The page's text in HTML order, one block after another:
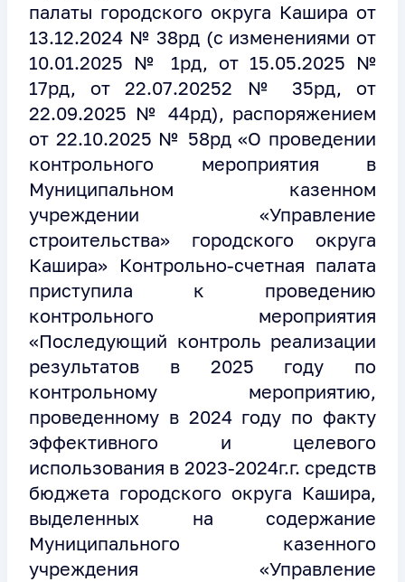
палаты городского округа Кашира от
13.12.2024 № 38рд (с изменениями от
10.01.2025 № 1рд, от 15.05.2025 №
17рд, от 22.07.20252 № 35рд, от
22.09.2025 № 44рд), распоряжением
от 22.10.2025 № 58рд «О проведении
контрольного мероприятия в
Муниципальном казенном
учреждении «Управление
строительства» городского округа
Кашира» Контрольно-счетная палата
приступила к проведению
контрольного мероприятия
«Последующий контроль реализации
результатов в 2025 году по
контрольному мероприятию,
проведенному в 2024 году по факту
эффективного и целевого
использования в 2023-2024г.г. средств
бюджета городского округа Кашира,
выделенных на содержание
Муниципального казенного
учреждения «Управление